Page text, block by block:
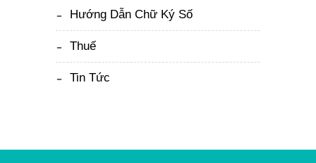
Hướng Dẫn Chữ Ký Số
Thuế
Tin Tức